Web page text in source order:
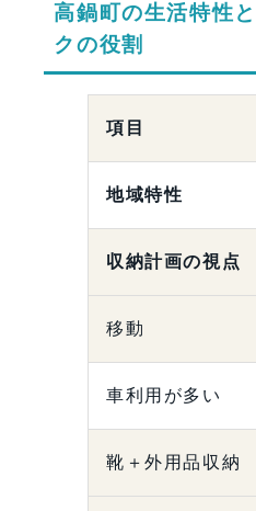
高鍋町の生活特性
クの役割
項目
地域特性
収納計画の視点
移動
車利用が多い
靴＋外用品収納